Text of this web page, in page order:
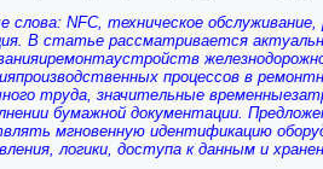
слова: NFC, техническое
В статье рассматривается
процессов в
труда, значительные
бумажной документации.
мгновенную идентификацию
логики, доступа к данным и